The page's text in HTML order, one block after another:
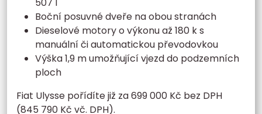
Boční posuvné dveře na obou stranách
Dieselové motory o výkonu až 180 k s
manuální či automatickou převodovkou
Výška 1,9 m umožňující vjezd do podzemních
ploch
Fiat Ulysse pořídíte již za 699 000 Kč bez DPH
(845 790 Kč vč. DPH).